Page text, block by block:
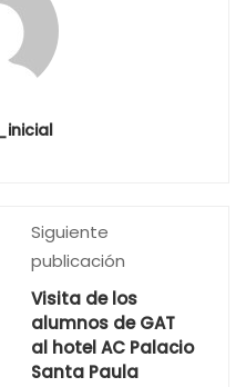
Siguiente
publicación
Visita de los
alumnos de GAT
al hotel AC Palacio
Santa Paula